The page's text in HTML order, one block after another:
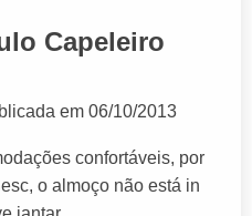
Capeleiro
em 06/10/2013
confortáveis, por
o almoço não está in